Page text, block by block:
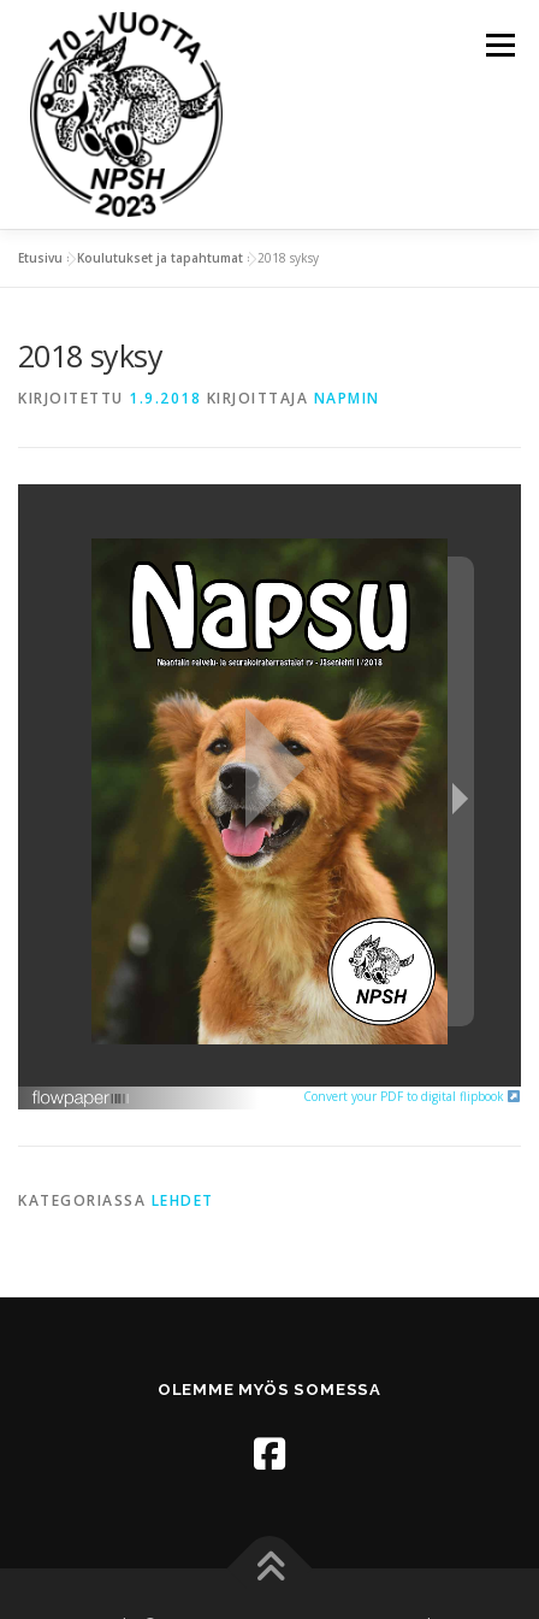
Valikko
KOULUTUKSET JA TAPAHTUMAT
Etusivu »Koulutukset ja tapahtumat »2018 syksy
2018 syksy
KIRJOITETTU 1.9.2018 KIRJOITTAJA NAPMIN
Convert your PDF to digital flipbook
KATEGORIASSA LEHDET
OLEMME MYÖS SOMESSA